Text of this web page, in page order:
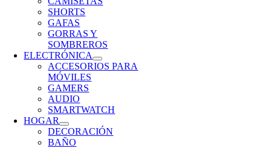
SHORTS
GAFAS
GORRAS Y
SOMBREROS
ELECTRÓNICA
ACCESORIOS PARA
MÓVILES
GAMERS
AUDIO
SMARTWATCH
HOGAR
DECORACIÓN
BAÑO